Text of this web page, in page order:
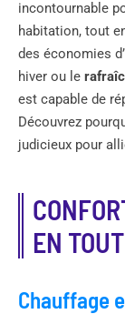
incontournable
habitation, tout
des économies
hiver ou le
est capable de
Découvrez
judicieux pour
EN
Chauffage